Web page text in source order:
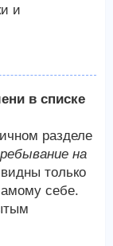
и
в списке
разделе
на
только
себе.